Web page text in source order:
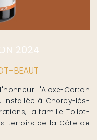
2024
BEAUT
l'Aloxe-Corton
Installée à Chorey-lès-
la famille Tollot-
terroirs de la Côte de